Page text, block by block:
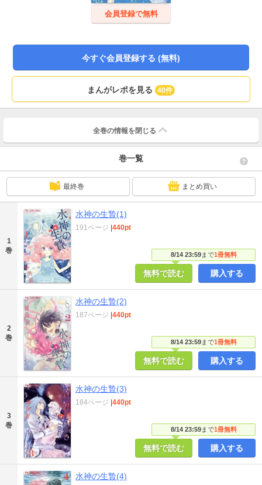
会員登録で無料
今すぐ会員登録する (無料)
まんがレポを見る 40件
全巻の情報を 閉じる
巻一覧
最終巻 まとめ買い
1
巻
水神の生贄(1)
8/14 23:59まで1冊無料
191ページ 440pt
無料で読む 購入する
2
巻
水神の生贄(2)
8/14 23:59まで1冊無料
187ページ 440pt
無料で読む 購入する
3
巻
水神の生贄(3)
8/14 23:59まで1冊無料
184ページ 440pt
無料で読む 購入する
水神の生贄(4)